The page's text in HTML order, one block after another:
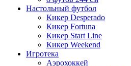
Настольный футбол
Кикер Desperado
Кикер Fortuna
Кикер Start Line
Кикер Weekend
Игротека
Аэрохоккей